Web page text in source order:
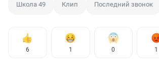
Школа 49 Клип Последний звонок
6 1 0 1